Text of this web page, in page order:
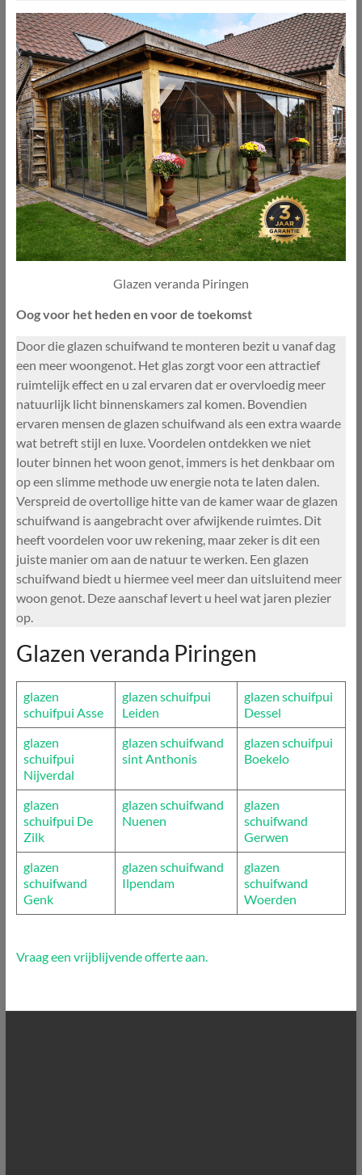
Glazen veranda Piringen
Oog voor het heden en voor de toekomst
Door die glazen schuifwand te monteren bezit u vanaf dag
een meer woongenot. Het glas zorgt voor een attractief
ruimtelijk effect en u zal ervaren dat er overvloedig meer
natuurlijk licht binnenskamers zal komen. Bovendien
ervaren mensen de glazen schuifwand als een extra waarde
wat betreft stijl en luxe. Voordelen ontdekken we niet
louter binnen het woon genot, immers is het denkbaar om
op een slimme methode uw energie nota te laten dalen.
Verspreid de overtollige hitte van de kamer waar de glazen
schuifwand is aangebracht over afwijkende ruimtes. Dit
heeft voordelen voor uw rekening, maar zeker is dit een
juiste manier om aan de natuur te werken. Een glazen
schuifwand biedt u hiermee veel meer dan uitsluitend meer
woon genot. Deze aanschaf levert u heel wat jaren plezier
op.
Glazen veranda Piringen
glazen
schuifpui Asse
glazen schuifpui
Leiden
glazen schuifpui
Dessel
glazen
schuifpui
Nijverdal
glazen schuifwand
sint Anthonis
glazen schuifpui
Boekelo
glazen
schuifpui De
Zilk
glazen schuifwand
Nuenen
glazen
schuifwand
Gerwen
glazen
schuifwand
Genk
glazen schuifwand
Ilpendam
glazen
schuifwand
Woerden
Vraag een vrijblijvende offerte aan.